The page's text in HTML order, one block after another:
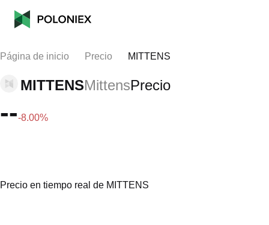
Página de inicio Precio MITTENS
MITTENSMittensPrecio
---8.00%
Precio en tiempo real de MITTENS